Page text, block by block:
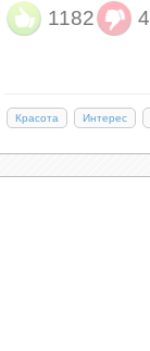
1182 4
Красота Интерес